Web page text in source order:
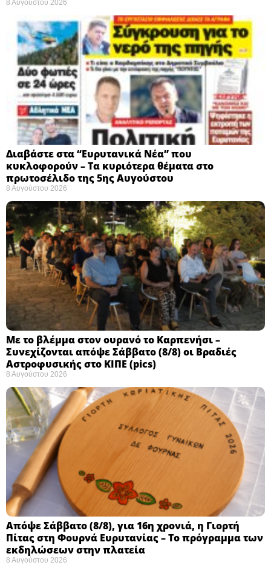
8 Αυγούστου 2026
Διαβάστε στα “Ευρυτανικά Νέα” που
κυκλοφορούν – Τα κυριότερα θέματα στο
πρωτοσέλιδο της 5ης Αυγούστου
8 Αυγούστου 2026
Με το βλέμμα στον ουρανό το Καρπενήσι –
Συνεχίζονται απόψε Σάββατο (8/8) οι Βραδιές
Αστροφυσικής στο ΚΙΠΕ (pics)
8 Αυγούστου 2026
Απόψε Σάββατο (8/8), για 16η χρονιά, η Γιορτή
Πίτας στη Φουρνά Ευρυτανίας – Το πρόγραμμα των
εκδηλώσεων στην πλατεία
8 Αυγούστου 2026